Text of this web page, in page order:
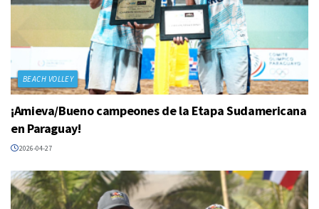
BEACH VOLLEY
¡Amieva/Bueno campeones de la Etapa Sudamericana
en Paraguay!
2026-04-27